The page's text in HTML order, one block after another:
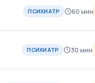
ПСИХИАТР 60 мин
ПСИХИАТР 30 мин